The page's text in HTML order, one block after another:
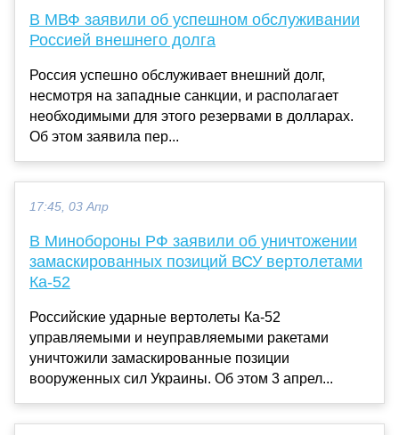
В МВФ заявили об успешном обслуживании
Россией внешнего долга
Россия успешно обслуживает внешний долг,
несмотря на западные санкции, и располагает
необходимыми для этого резервами в долларах.
Об этом заявила пер...
17:45, 03 Апр
В Минобороны РФ заявили об уничтожении
замаскированных позиций ВСУ вертолетами
Ка-52
Российские ударные вертолеты Ка-52
управляемыми и неуправляемыми ракетами
уничтожили замаскированные позиции
вооруженных сил Украины. Об этом 3 апрел...